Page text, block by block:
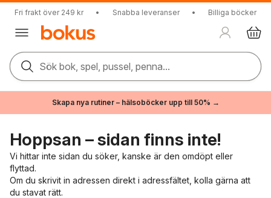
Fri frakt över 249 kr • Snabba leveranser • Billiga böcker
Sök bok, spel, pussel, penna...
Skapa nya rutiner – hälsoböcker upp till 50% →
Hoppsan – sidan finns inte!
Vi hittar inte sidan du söker, kanske är den omdöpt eller
flyttad.
Om du skrivit in adressen direkt i adressfältet, kolla gärna att
du stavat rätt.